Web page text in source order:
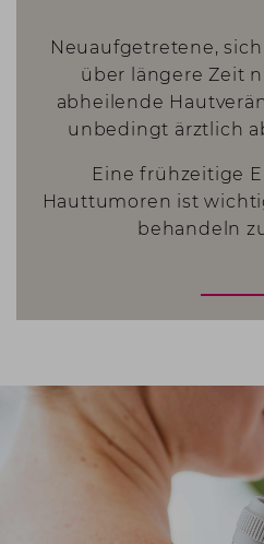
Neuaufgetretene,
über längere Zeit
abheilende
unbedingt ärztlich
Eine frühzeitige
Hauttumoren ist
behandeln